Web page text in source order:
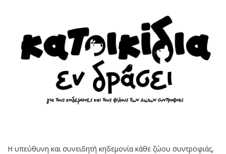
Η υπεύθυνη και συνειδητή κηδεμονία κάθε ζώου συντροφιάς,